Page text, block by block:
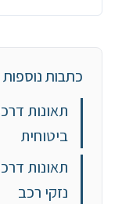
כתבות
תאונות
ביטוחית
תאונות
נזקי רכב